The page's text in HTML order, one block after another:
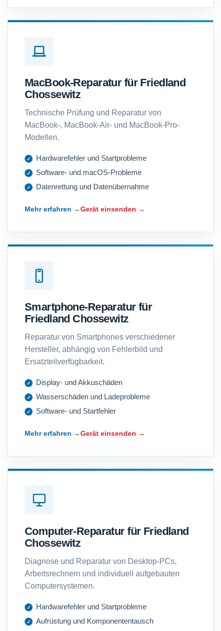
MacBook-Reparatur für Friedland
Chossewitz
Technische Prüfung und Reparatur von
MacBook-, MacBook-Air- und MacBook-Pro-
Modellen.
Hardwarefehler und Startprobleme
Software- und macOS-Probleme
Datenrettung und Datenübernahme
Mehr erfahren →Gerät einsenden →
Smartphone-Reparatur für
Friedland Chossewitz
Reparatur von Smartphones verschiedener
Hersteller, abhängig von Fehlerbild und
Ersatzteilverfügbarkeit.
Display- und Akkuschäden
Wasserschäden und Ladeprobleme
Software- und Startfehler
Mehr erfahren →Gerät einsenden →
Computer-Reparatur für Friedland
Chossewitz
Diagnose und Reparatur von Desktop-PCs,
Arbeitsrechnern und individuell aufgebauten
Computersystemen.
Hardwarefehler und Startprobleme
Aufrüstung und Komponententausch